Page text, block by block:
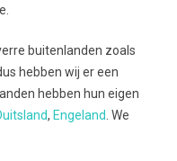
buitenlanden zoals
dus hebben wij er een
hebben hun eigen
, Engeland . We